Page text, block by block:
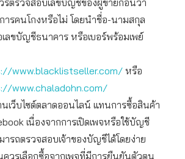
รตรวจสอบเลขบัญชีของผู้ขายก่อนว่า
ารคนโกงหรือไม่ โดยนำชื่อ-นามสกุล
ลขบัญชีธนาคาร หรือเบอร์พร้อมเพย์
www.blacklistseller.com/ หรือ
www.chaladohn.com/
นเว็บไซต์ตลาดออนไลน์ แทนการซื้อสินค้า
เนื่องจากการเปิดเพจหรือใช้บัญชี
ารถตรวจสอบเจ้าของบัญชีได้โดยง่าย
ควรเลือกซื้อจากเพจที่มีการยืนยันตัวตน